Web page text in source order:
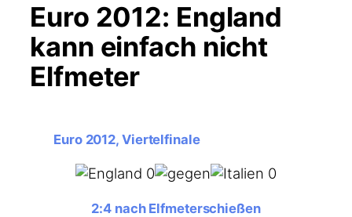
Euro 2012: England
kann einfach nicht
Elfmeter
Euro 2012, Viertelfinale
2:4 nach Elfmeterschießen